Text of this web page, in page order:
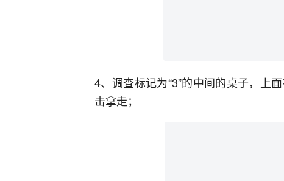
4、调查标记为“3”的中间的桌子，上
击拿走；